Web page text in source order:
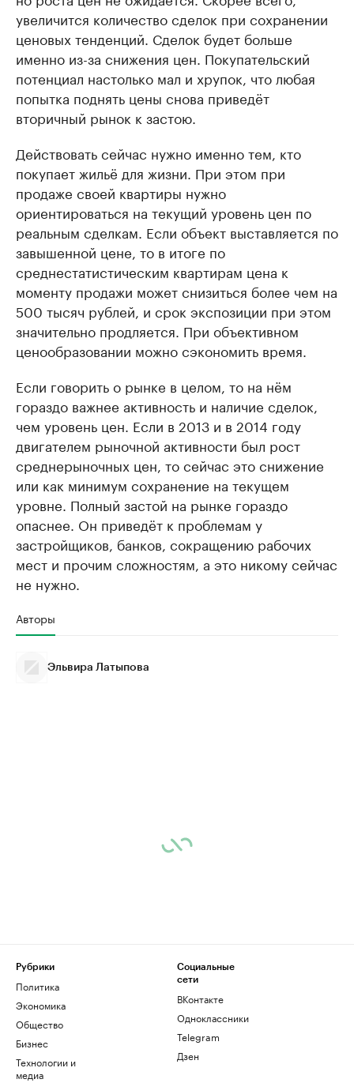
увеличится количество сделок при сохранении
ценовых тенденций. Сделок будет больше
именно из-за снижения цен. Покупательский
потенциал настолько мал и хрупок, что любая
попытка поднять цены снова приведёт
вторичный рынок к застою.
Действовать сейчас нужно именно тем, кто
покупает жильё для жизни. При этом при
продаже своей квартиры нужно
ориентироваться на текущий уровень цен по
реальным сделкам. Если объект выставляется по
завышенной цене, то в итоге по
среднестатистическим квартирам цена к
моменту продажи может снизиться более чем на
500 тысяч рублей, и срок экспозиции при этом
значительно продляется. При объективном
ценообразовании можно сэкономить время.
Если говорить о рынке в целом, то на нём
гораздо важнее активность и наличие сделок,
чем уровень цен. Если в 2013 и в 2014 году
двигателем рыночной активности был рост
среднерыночных цен, то сейчас это снижение
или как минимум сохранение на текущем
уровне. Полный застой на рынке гораздо
опаснее. Он приведёт к проблемам у
застройщиков, банков, сокращению рабочих
мест и прочим сложностям, а это никому сейчас
не нужно.
Авторы
Эльвира Латыпова
Рубрики
Политика
Экономика
Общество
Бизнес
Технологии и
медиа
Социальные
сети
ВКонтакте
Одноклассники
Telegram
Дзен